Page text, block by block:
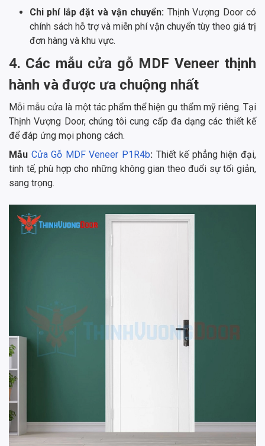
Chi phí lắp đặt và vận chuyển: Thịnh Vượng Door có
chính sách hỗ trợ và miễn phí vận chuyển tùy theo giá trị
đơn hàng và khu vực.
4. Các mẫu cửa gỗ MDF Veneer thịnh
hành và được ưa chuộng nhất
Mỗi mẫu cửa là một tác phẩm thể hiện gu thẩm mỹ riêng. Tại
Thịnh Vượng Door, chúng tôi cung cấp đa dạng các thiết kế
để đáp ứng mọi phong cách.
Mẫu Cửa Gỗ MDF Veneer P1R4b: Thiết kế phẳng hiện đại,
tinh tế, phù hợp cho những không gian theo đuổi sự tối giản,
sang trọng.